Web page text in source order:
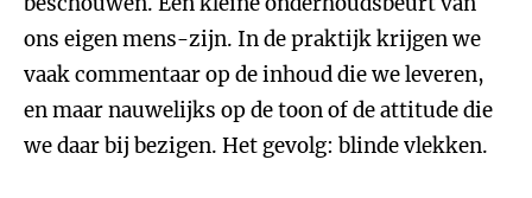
ons eigen mens-zijn. In de praktijk krijgen we
vaak commentaar op de inhoud die we leveren,
en maar nauwelijks op de toon of de attitude die
we daar bij bezigen. Het gevolg: blinde vlekken.